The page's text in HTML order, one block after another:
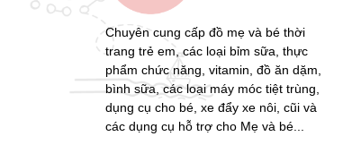
Chuyên cung cấp đồ mẹ và bé thời
trang trẻ em, các loại bỉm sữa, thực
phẩm chức năng, vitamin, đồ ăn dặm,
bình sữa, các loại máy móc tiệt trùng,
dụng cụ cho bé, xe đẩy xe nôi, cũi và
các dụng cụ hỗ trợ cho Mẹ và bé...